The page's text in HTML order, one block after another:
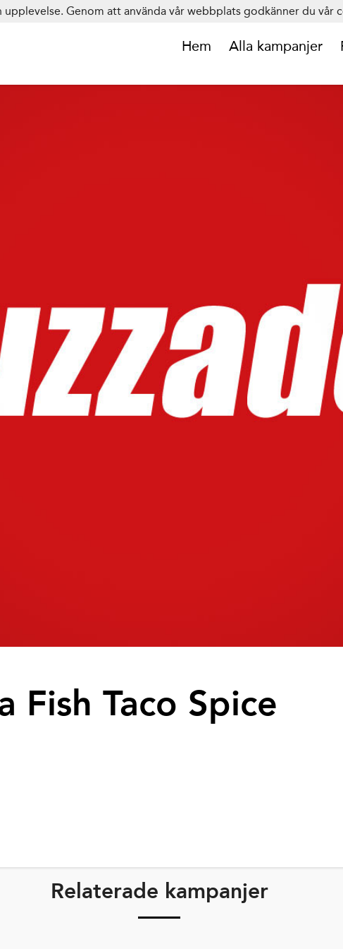
Hem Alla kampanjer
Fish Taco Spice
Relaterade kampanjer
Genom att använda vår webbplats godkänner du vår